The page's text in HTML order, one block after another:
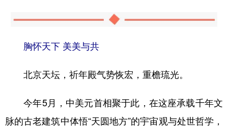
胸怀天下 美美与共
北京天坛，祈年殿气势恢宏，重檐琉光。
今年5月，中美元首相聚于此，在这座承载千年文
脉的古老建筑中体悟“天圆地方”的宇宙观与处世哲学，